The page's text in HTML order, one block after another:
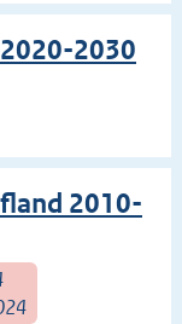
2030
2010-